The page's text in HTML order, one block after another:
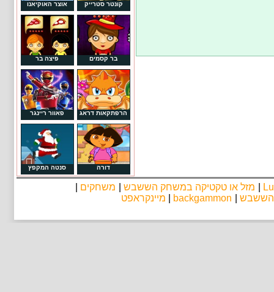
קונטר סטרייק אוצר האוקיאנו
בר קסמים פיצה בר
הרפתקאות דראג פאוור ריינגר
דורה סנטה המקפץ
מזל או טקטיקה במשחק הששבש משחקים
הששבש
backgammon מיינקראפט